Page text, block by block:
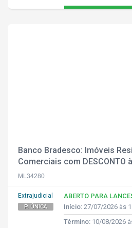
Banco Bradesco: Imóveis
Comerciais com DESCONTO
ML34280
Extrajudicial
P. ÚNICA
ABERTO PARA
Início: 27/07/2026 às
Término: 10/08/2026